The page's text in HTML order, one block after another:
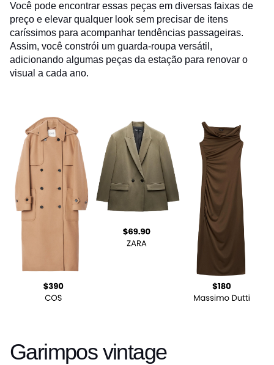
Você pode encontrar essas peças em diversas faixas de
preço e elevar qualquer look sem precisar de itens
caríssimos para acompanhar tendências passageiras.
Assim, você constrói um guarda-roupa versátil,
adicionando algumas peças da estação para renovar o
visual a cada ano.
Garimpos vintage